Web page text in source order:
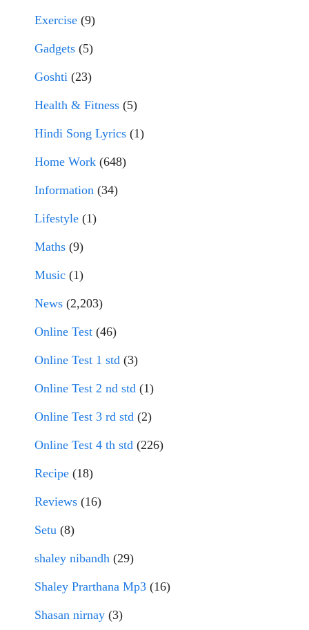
Exercise (9)
Gadgets (5)
Goshti (23)
Health & Fitness (5)
Hindi Song Lyrics (1)
Home Work (648)
Information (34)
Lifestyle (1)
Maths (9)
Music (1)
News (2,203)
Online Test (46)
Online Test 1 std (3)
Online Test 2 nd std (1)
Online Test 3 rd std (2)
Online Test 4 th std (226)
Recipe (18)
Reviews (16)
Setu (8)
shaley nibandh (29)
Shaley Prarthana Mp3 (16)
Shasan nirnay (3)